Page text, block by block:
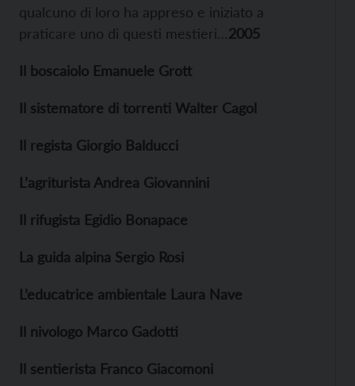
qualcuno di loro ha appreso e iniziato a
praticare uno di questi mestieri…2005
Il boscaiolo Emanuele Grott
Il sistematore di torrenti Walter Cagol
Il regista Giorgio Balducci
L’agriturista Andrea Giovannini
Il rifugista Egidio Bonapace
La guida alpina Sergio Rosi
L’educatrice ambientale Laura Nave
Il nivologo Marco Gadotti
Il sentierista Franco Giacomoni